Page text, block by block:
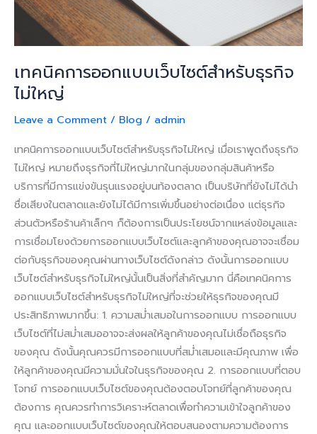
เทคนิคการออกแบบเว็บไซต์สำหรับธุรกิจ
ไม่ใหญ่
Leave a Comment / Blog / admin
เทคนิคการออกแบบเว็บไซต์สำหรับธุรกิจไม่ใหญ่ เมื่อเราพูดถึงธุรกิจ
ไม่ใหญ่ หมายถึงธุรกิจที่ไม่ใหญ่มากในกลุ่มของกลุ่มสินค้าหรือ
บริการที่มีการแข่งขันรุนแรงอยู่บนท้องตลาด เป็นบริษัทที่ยังไม่ได้นำ
ชื่อเสียงในตลาดและยังไม่ได้มีการเพิ่มขึ้นอย่างต่อเนื่อง แต่ธุรกิจ
ส่วนตัวหรือร้านค้าเล็กๆ ก็ต้องการเป็นประโยชน์จากแหล่งข้อมูลและ
การเชื่อมโยงด้วยการออกแบบเว็บไซต์และลูกค้าของคุณอาจจะเชื่อม
ต่อกับธุรกิจของคุณผ่านทางเว็บไซต์ดังกล่าว ดังนั้นการออกแบบ
เว็บไซต์สำหรับธุรกิจไม่ใหญ่นั้นเป็นสิ่งที่สำคัญมาก นี่คือเทคนิคการ
ออกแบบเว็บไซต์สำหรับธุรกิจไม่ใหญ่ที่จะช่วยให้ธุรกิจของคุณมี
ประสิทธิภาพมากขึ้น: 1. ความสม่ำเสมอในการออกแบบ การออกแบบ
เว็บไซต์ที่ไม่สม่ำเสมออาจจะส่งผลให้ลูกค้าของคุณไม่เชื่อถือธุรกิจ
ของคุณ ดังนั้นคุณควรมีการออกแบบที่สม่ำเสมอและมีคุณภาพ เพื่อ
ให้ลูกค้าของคุณมีความมั่นใจในธุรกิจของคุณ 2. การออกแบบที่ตอบ
โจทย์ การออกแบบเว็บไซต์ของคุณต้องตอบโจทย์ที่ลูกค้าของคุณ
ต้องการ คุณควรทำการวิเคราะห์ตลาดเพื่อทำความเข้าใจลูกค้าของ
คุณ และออกแบบเว็บไซต์ของคุณให้ตอบสนองตามความต้องการ